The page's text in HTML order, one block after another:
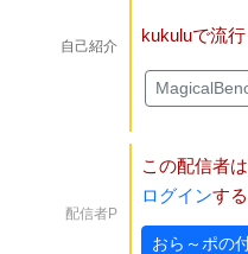
自己紹介
kukuluで流
配信者P
この配信者
ログインす
おら～ポの